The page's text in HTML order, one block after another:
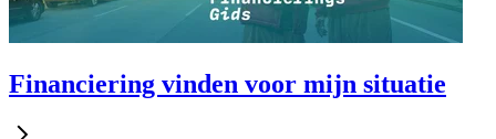
Financiering vinden voor mijn situatie